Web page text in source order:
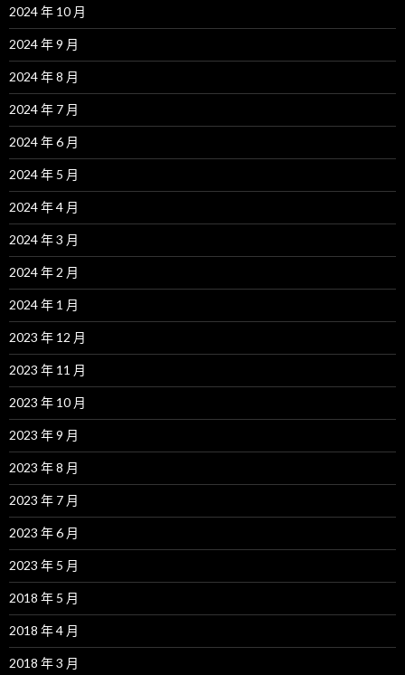
2024 年 10 月
2024 年 9 月
2024 年 8 月
2024 年 7 月
2024 年 6 月
2024 年 5 月
2024 年 4 月
2024 年 3 月
2024 年 2 月
2024 年 1 月
2023 年 12 月
2023 年 11 月
2023 年 10 月
2023 年 9 月
2023 年 8 月
2023 年 7 月
2023 年 6 月
2023 年 5 月
2018 年 5 月
2018 年 4 月
2018 年 3 月